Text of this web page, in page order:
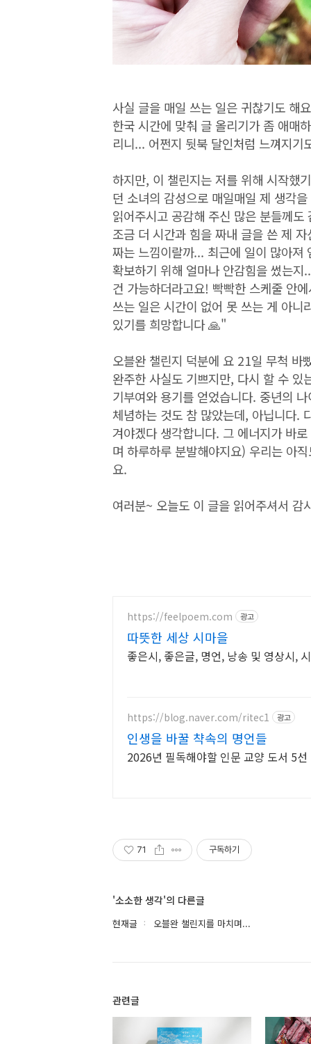
사실 글을 매일 쓰는 일은 귀찮기도 해
한국 시간에 맞춰 글 올리기가 좀 애매
리니... 어쩐지 뒷북 달인처럼 느껴지
하지만, 이 챌린지는 저를 위해 시작했
던 소녀의 감성으로 매일매일 제 생각
읽어주시고 공감해 주신 많은 분들께
조금 더 시간과 힘을 짜내 글을 쓴 제
짜는 느낌이랄까... 최근에 일이 많아
확보하기 위해 얼마나 안감힘을 썼는
건 가능하더라고요! 빡빡한 스케줄 안
쓰는 일은 시간이 없어 못 쓰는 게 아
있기를 희망합니다 🙏"
오블완 챌린지 덕분에 요 21일 무척 바
완주한 사실도 기쁘지만, 다시 할 수
기부여와 용기를 얻었습니다. 중년의
체념하는 것도 참 많았는데, 아닙니다.
겨야겠다 생각합니다. 그 에너지가 바
며 하루하루 분발해야지요) 우리는 아
요.
여러분~ 오늘도 이 글을 읽어주셔서
https://feelpoem.com 광고
따뜻한 세상 시마을
좋은시, 좋은글, 명언, 낭송 및 영상시,
https://blog.naver.com/ritec1 광고
인생을 바꿀 챡속의 명언들
2026년 필독해야할 인문 교양 도서 5선
71 구독하기
'소소한 생각'의 다른글
현재글 오블완 챌린지를 마치며...
관련글